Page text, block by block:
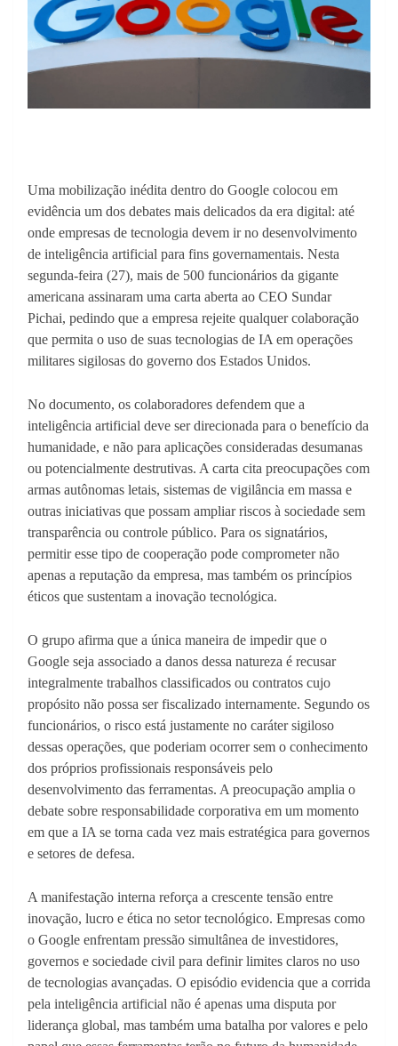
Uma mobilização inédita dentro do Google colocou em
evidência um dos debates mais delicados da era digital: até
onde empresas de tecnologia devem ir no desenvolvimento
de inteligência artificial para fins governamentais. Nesta
segunda-feira (27), mais de 500 funcionários da gigante
americana assinaram uma carta aberta ao CEO Sundar
Pichai, pedindo que a empresa rejeite qualquer colaboração
que permita o uso de suas tecnologias de IA em operações
militares sigilosas do governo dos Estados Unidos.
No documento, os colaboradores defendem que a
inteligência artificial deve ser direcionada para o benefício da
humanidade, e não para aplicações consideradas desumanas
ou potencialmente destrutivas. A carta cita preocupações com
armas autônomas letais, sistemas de vigilância em massa e
outras iniciativas que possam ampliar riscos à sociedade sem
transparência ou controle público. Para os signatários,
permitir esse tipo de cooperação pode comprometer não
apenas a reputação da empresa, mas também os princípios
éticos que sustentam a inovação tecnológica.
O grupo afirma que a única maneira de impedir que o
Google seja associado a danos dessa natureza é recusar
integralmente trabalhos classificados ou contratos cujo
propósito não possa ser fiscalizado internamente. Segundo os
funcionários, o risco está justamente no caráter sigiloso
dessas operações, que poderiam ocorrer sem o conhecimento
dos próprios profissionais responsáveis pelo
desenvolvimento das ferramentas. A preocupação amplia o
debate sobre responsabilidade corporativa em um momento
em que a IA se torna cada vez mais estratégica para governos
e setores de defesa.
A manifestação interna reforça a crescente tensão entre
inovação, lucro e ética no setor tecnológico. Empresas como
o Google enfrentam pressão simultânea de investidores,
governos e sociedade civil para definir limites claros no uso
de tecnologias avançadas. O episódio evidencia que a corrida
pela inteligência artificial não é apenas uma disputa por
liderança global, mas também uma batalha por valores e pelo